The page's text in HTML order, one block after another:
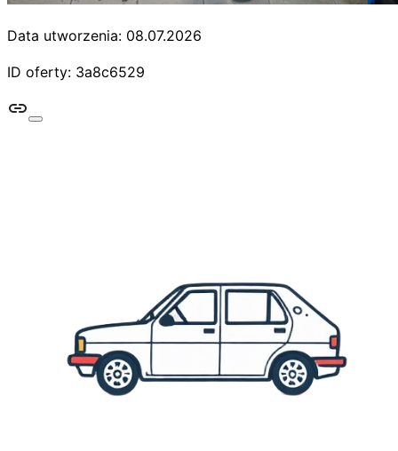
Data utworzenia: 08.07.2026
ID oferty: 3a8c6529